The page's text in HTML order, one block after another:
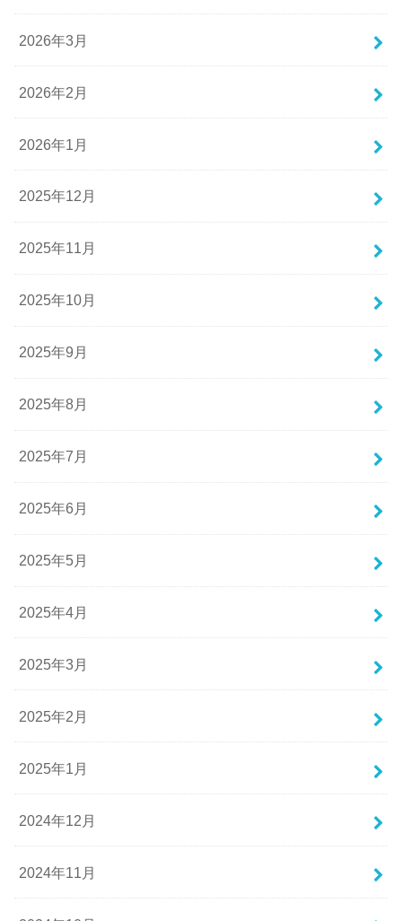
2026年3月
2026年2月
2026年1月
2025年12月
2025年11月
2025年10月
2025年9月
2025年8月
2025年7月
2025年6月
2025年5月
2025年4月
2025年3月
2025年2月
2025年1月
2024年12月
2024年11月